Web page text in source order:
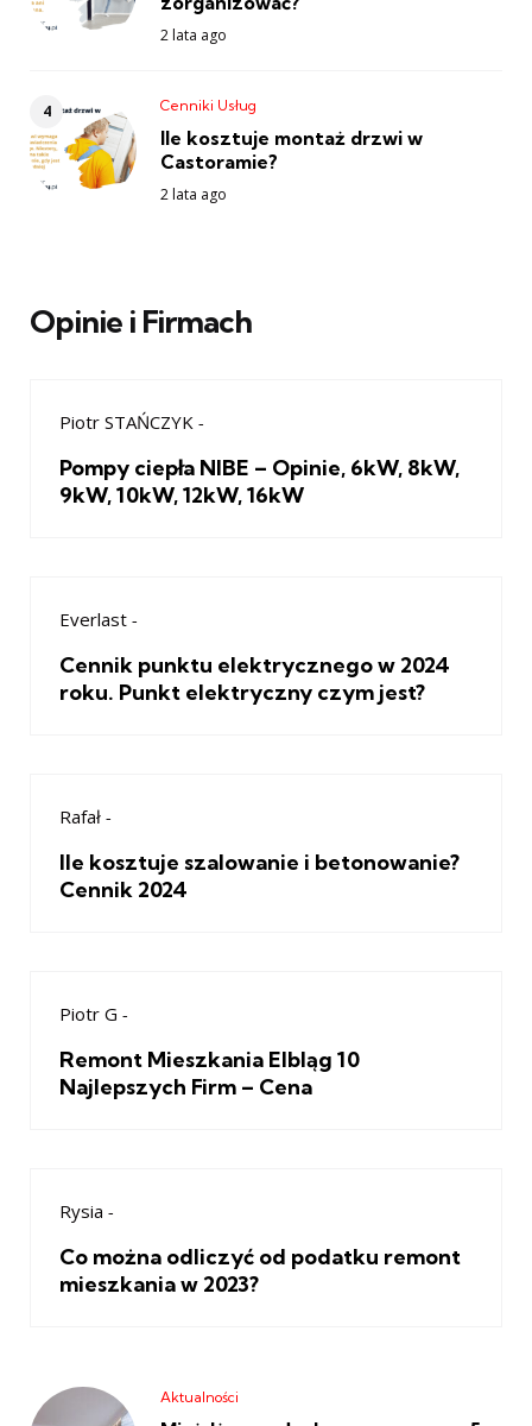
2 lata ago
Cenniki Usług
Ile kosztuje montaż drzwi w
Castoramie?
2 lata ago
Opinie i Firmach
Piotr STAŃCZYK -
Pompy ciepła NIBE – Opinie, 6kW, 8kW,
9kW, 10kW, 12kW, 16kW
Everlast -
Cennik punktu elektrycznego w 2024
roku. Punkt elektryczny czym jest?
Rafał -
Ile kosztuje szalowanie i betonowanie?
Cennik 2024
Piotr G -
Remont Mieszkania Elbląg 10
Najlepszych Firm – Cena
Rysia -
Co można odliczyć od podatku remont
mieszkania w 2023?
Aktualności